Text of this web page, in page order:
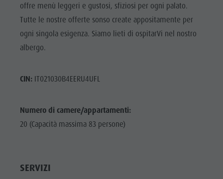
offre menù leggeri e gustosi, sfiziosi per ogni palato.
Tutte le nostre offerte sonso create appositamente per
ogni singola esigenza. Siamo lieti di ospitarVi nel nostro
albergo.
CIN:IT021030B4EERU4UFL
Numero di camere/appartamenti:
20 (Capacità massima 83 persone)
SERVIZI